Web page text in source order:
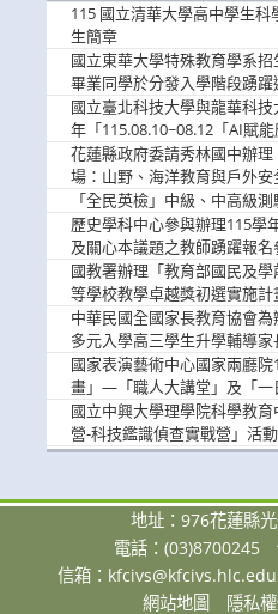
115 國立清華大學高中學生
生簡章
國立東華大學特殊教育學系
畢業同學於分發入學階段踴躍
國立臺北科技大學與龍華科
年「115.08.10~08.12「AI賦
歡迎學生踴躍報名參加
花蓮縣政府委請秀林國中辦
場：山野、海洋教育與戶外
參加
「全民英檢」中級、中高級
歷史學科中心參與辦理115學
及關心本議題之教師踴躍報名
國教署辦理「教育部國民及
等學校教學卓越獎初選實施
中華民國全國家長教育協會
多元入學高三學生升學輔導家
國家表演藝術中心國家兩廳
畫」—「職人大講堂」及「一
參與。
國立中興大學理學院科學教
營-科技鑑識偵查實戰營」活
加。
地址：976花蓮縣
電話：(03)8700245
信箱：
網站地圖
隱私